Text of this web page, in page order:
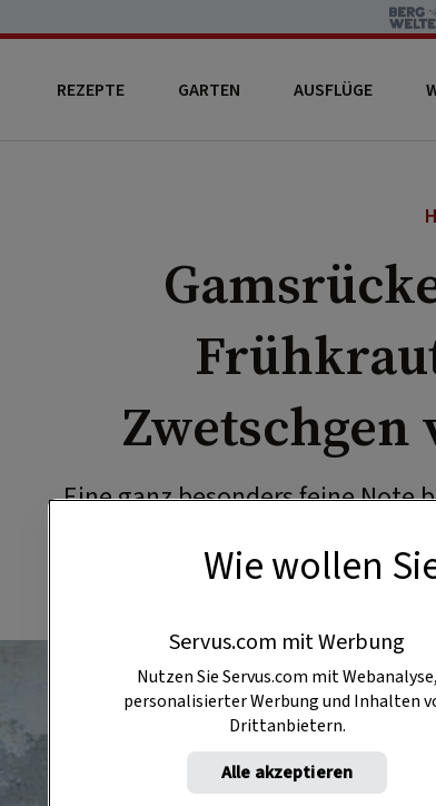
REZEPTE GARTEN AUSFLÜGE
Eine ganz besonders feine Note
Wie wollen
Servus.com mit Werbung
Nutzen Sie Servus.com mit Webanalyse,
personalisierter Werbung und Inhalten
Drittanbietern.
Alle akzeptieren